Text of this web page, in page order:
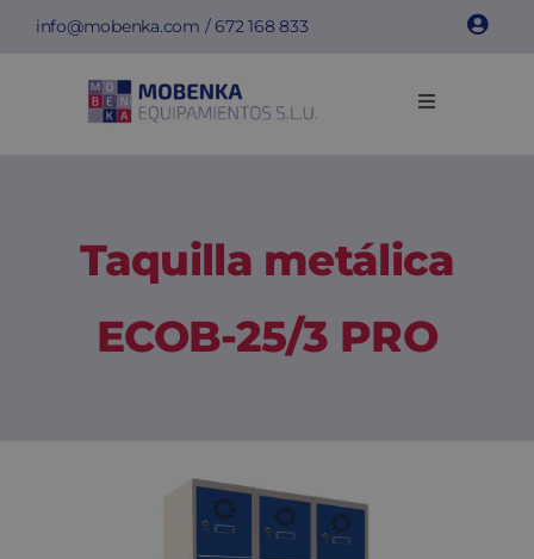
Saltar
contenido
info@mobenka.com /672 168 833
Toggle
Bancos
Instalaciones
Taquilla metálica
ECOB-25/3 PRO